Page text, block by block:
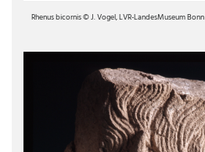
Rhenus bicornis © J. Vogel, LVR-LandesMuseum Bonn